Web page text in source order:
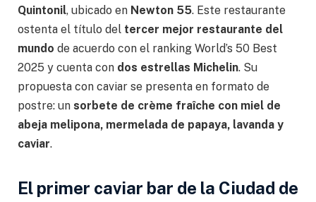
Quintonil, ubicado en Newton 55. Este restaurante
ostenta el título del tercer mejor restaurante del
mundo de acuerdo con el ranking World’s 50 Best
2025 y cuenta con dos estrellas Michelin. Su
propuesta con caviar se presenta en formato de
postre: un sorbete de crème fraîche con miel de
abeja melipona, mermelada de papaya, lavanda y
caviar.
El primer caviar bar de la Ciudad de